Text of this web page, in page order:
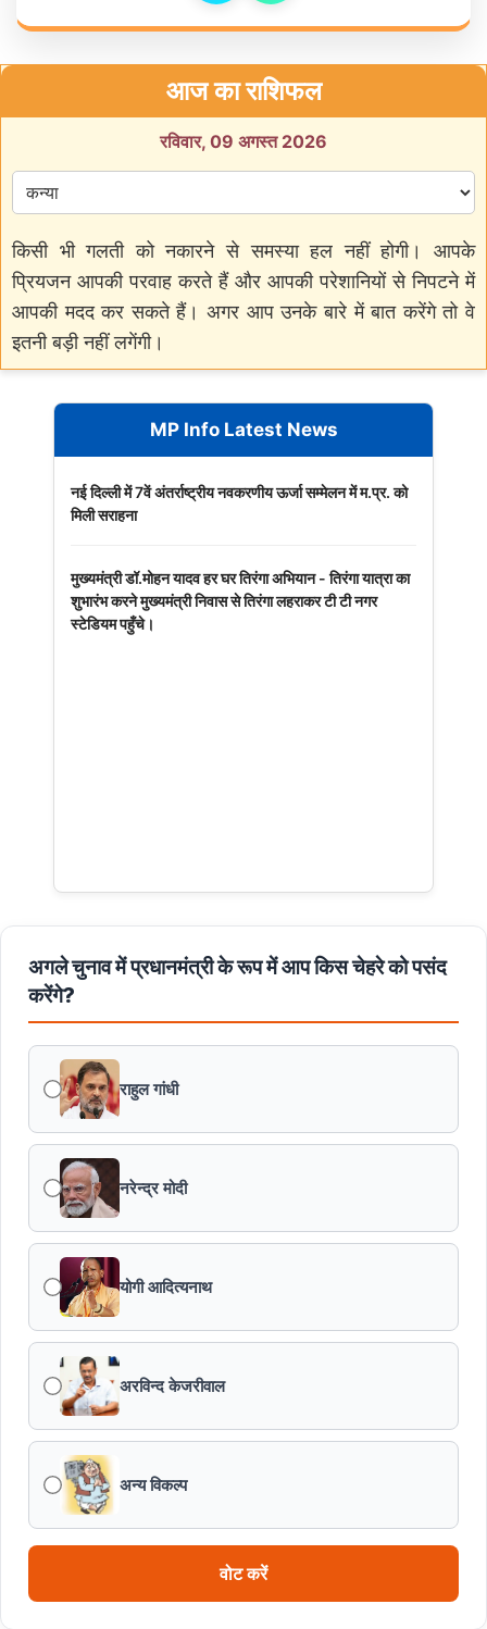
आज का राशिफल
रविवार, 09 अगस्त 2026
किसी भी गलती को नकारने से समस्या हल नहीं होगी। आपके
प्रियजन आपकी परवाह करते हैं और आपकी परेशानियों से निपटने में
आपकी मदद कर सकते हैं। अगर आप उनके बारे में बात करेंगे तो वे
इतनी बड़ी नहीं लगेंगी।
MP Info Latest News
नई दिल्ली में 7वें अंतर्राष्ट्रीय नवकरणीय ऊर्जा सम्मेलन में म.प्र. को
मिली सराहना
मुख्यमंत्री डॉ.मोहन यादव हर घर तिरंगा अभियान - तिरंगा यात्रा का
शुभारंभ करने मुख्यमंत्री निवास से तिरंगा लहराकर टी टी नगर
स्टेडियम पहुँचे।
अगले चुनाव में प्रधानमंत्री के रूप में आप किस चेहरे को पसंद
करेंगे?
राहुल गांधी
नरेन्द्र मोदी
योगी आदित्यनाथ
अरविन्द केजरीवाल
अन्य विकल्प
वोट करें